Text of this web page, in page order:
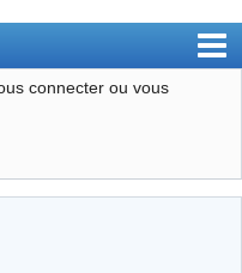
connecter ou vous